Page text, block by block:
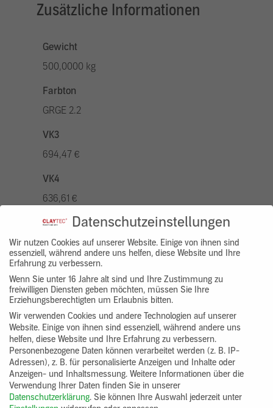
Zusätzliche Informationen
Gewicht
500,0000 kg
Farbton
GRGE 2.2
VK3
694,47 €
VK4
636,61 €
VK5
810,22 €
VK7
578,73 €
Gruppenprodukt
yosima_designputz_bigb
Datenschutzeinstellungen
Wir nutzen Cookies auf unserer Website. Einige von ihnen sind
essenziell, während andere uns helfen, diese Website und Ihre
Erfahrung zu verbessern.
Wenn Sie unter 16 Jahre alt sind und Ihre Zustimmung zu
freiwilligen Diensten geben möchten, müssen Sie Ihre
Erziehungsberechtigten um Erlaubnis bitten.
Wir verwenden Cookies und andere Technologien auf unserer
Website. Einige von ihnen sind essenziell, während andere uns
helfen, diese Website und Ihre Erfahrung zu verbessern.
Personenbezogene Daten können verarbeitet werden (z. B. IP-
Adressen), z. B. für personalisierte Anzeigen und Inhalte oder
Anzeigen- und Inhaltsmessung. Weitere Informationen über die
Verwendung Ihrer Daten finden Sie in unserer
Datenschutzerklärung. Sie können Ihre Auswahl jederzeit unter